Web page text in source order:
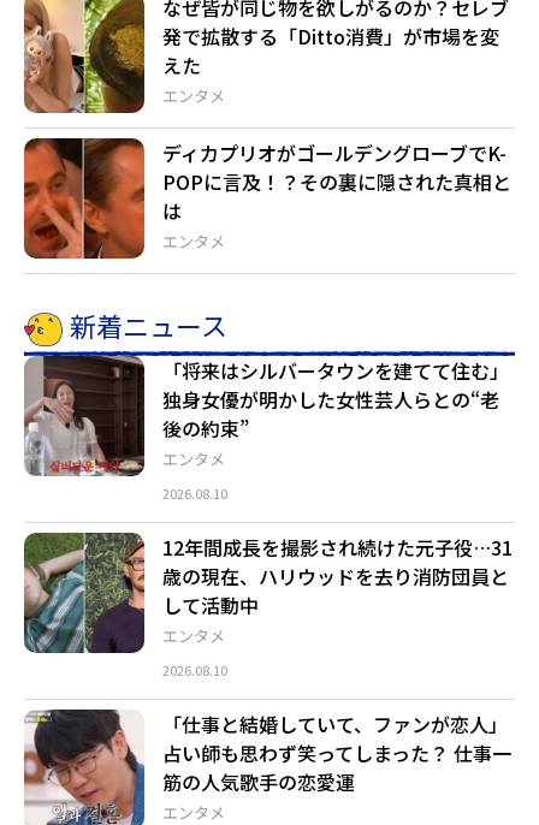
エンタメ
なぜ皆が同じ物を欲しがるのか？セレブ
発で拡散する「Ditto消費」が市場を変
えた
エンタメ
ディカプリオがゴールデングローブでK-
POPに言及！？その裏に隠された真相と
は
新着ニュース
エンタメ
「将来はシルバータウンを建てて住む」
独身女優が明かした女性芸人らとの“老
後の約束”
2026.08.10
エンタメ
12年間成長を撮影され続けた元子役…31
歳の現在、ハリウッドを去り消防団員と
して活動中
2026.08.10
エンタメ
「仕事と結婚していて、ファンが恋人」
占い師も思わず笑ってしまった？ 仕事一
筋の人気歌手の恋愛運